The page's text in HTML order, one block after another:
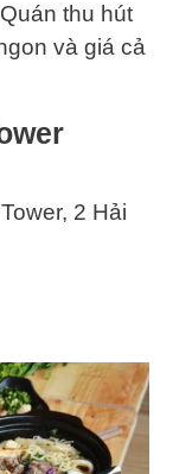
thu hút
và giá cả
2 Hải